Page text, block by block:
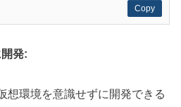
Copy
Copy
発:
想環境を意識せずに開発できる